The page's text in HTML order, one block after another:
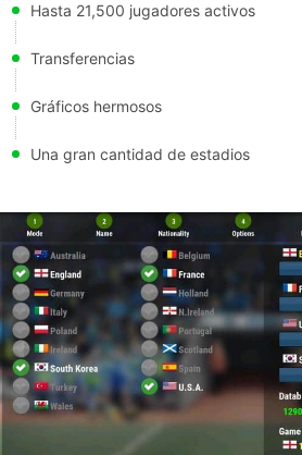
Hasta 21,500 jugadores activos
Transferencias
Gráficos hermosos
Una gran cantidad de estadios